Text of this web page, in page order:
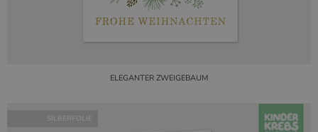
ELEGANTER ZWEIGEBAUM
SILBERFOLIE